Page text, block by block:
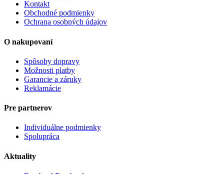
Kontakt
Obchodné podmienky
Ochrana osobných údajov
O nakupovaní
Spôsoby dopravy
Možnosti platby
Garancie a záruky
Reklamácie
Pre partnerov
Individuálne podmienky
Spolupráca
Aktuality